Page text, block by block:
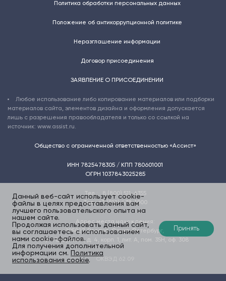
Данный веб-сайт использует cookie-
файлы в целях предоставления вам
лучшего пользовательского опыта на
нашем сайте.
Продолжая использовать данный сайт,
вы соглашаетесь с использованием
нами cookie-файлов.
Для получения дополнительной
информации см. Политика
использования cookie.
Принять
Общество с ограниченной ответственностью «Ассист»
ИНН 7825478305 / КПП 780601001
ОГРН 1037843025285
Тел.:
8 (800) 511-6355
Тел.:+7 (812) 438-1000
Адрес места нахождения:
195027,Россия, Санкт-Петербург,
пр-т Шаумяна, д. 4, корп. 1, лит. А, пом. 35Н, оф. 308
Политика обработки персональных данных
Положение об антикоррупционной политике
Неразглашение информации
Договор присоединения
ЗАЯВЛЕНИЕ О ПРИСОЕДИНЕНИИ
Любое использование либо копирование материалов или подборки
материалов сайта, элементов дизайна и оформления допускается
лишь с разрешения правообладателя и только со ссылкой на
источник: www.assist.ru.